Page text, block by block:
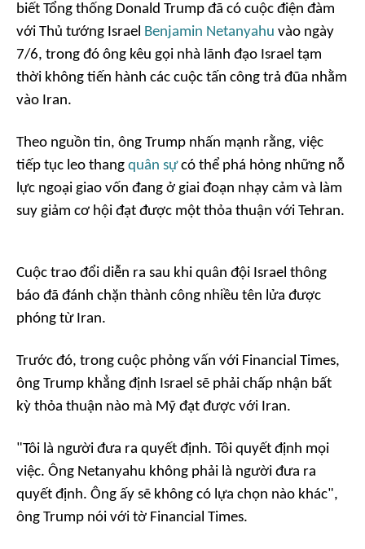
biết Tổng thống Donald Trump đã có cuộc điện đàm
với Thủ tướng Israel Benjamin Netanyahu vào ngày
7/6, trong đó ông kêu gọi nhà lãnh đạo Israel tạm
thời không tiến hành các cuộc tấn công trả đũa nhằm
vào Iran.
Theo nguồn tin, ông Trump nhấn mạnh rằng, việc
tiếp tục leo thang quân sựcó thể phá hỏng những nỗ
lực ngoại giao vốn đang ở giai đoạn nhạy cảm và làm
suy giảm cơ hội đạt được một thỏa thuận với Tehran.
Cuộc trao đổi diễn ra sau khi quân đội Israel thông
báo đã đánh chặn thành công nhiều tên lửa được
phóng từ Iran.
Trước đó, trong cuộc phỏng vấn với Financial Times,
ông Trump khẳng định Israel sẽ phải chấp nhận bất
kỳ thỏa thuận nào mà Mỹ đạt được với Iran.
"Tôi là người đưa ra quyết định. Tôi quyết định mọi
việc. Ông Netanyahu không phải là người đưa ra
quyết định. Ông ấy sẽ không có lựa chọn nào khác",
ông Trump nói với tờ Financial Times.